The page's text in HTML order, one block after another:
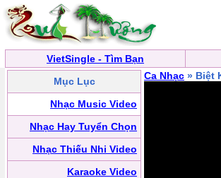
VietSingle - Tìm Bạn
Mục Lục
Nhạc Music Video
Nhạc Hay Tuyển Chọn
Nhạc Thiếu Nhi Video
Karaoke Video
Ca Nhạc » Biệt